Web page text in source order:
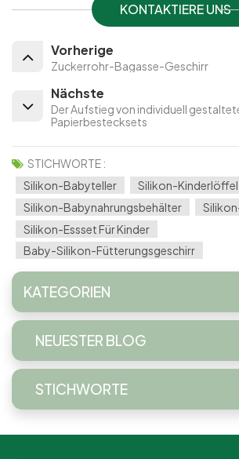
KONTAKTIERE UNS
Vorherige
Zuckerrohr-Bagasse-Geschirr
Nächste
Der Aufstieg von individuell
Papierbestecksets
STICHWORTE :
Silikon-Babyteller
Silikon-Kinderlöffel
Silikon-Babynahrungsbehälter
Silikon-Essset Für Kinder
Baby-Silikon-Fütterungsgeschirr
KATEGORIEN
NEUESTER BLOG
STICHWORTE